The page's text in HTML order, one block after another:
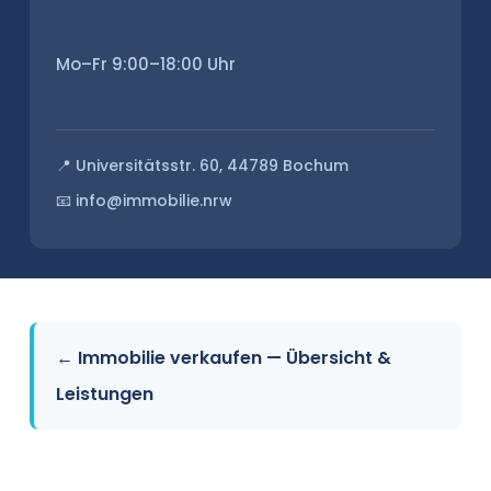
Mo–Fr 9:00–18:00 Uhr
📍 Universitätsstr. 60, 44789 Bochum
📧 info@immobilie.nrw
← Immobilie verkaufen — Übersicht &
Leistungen